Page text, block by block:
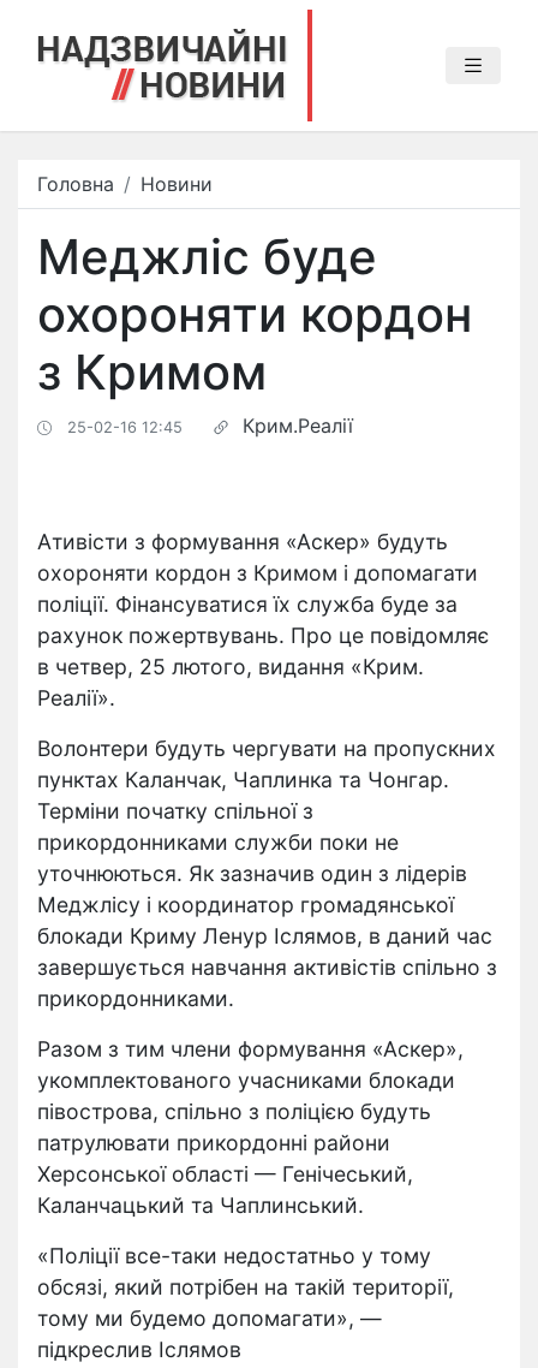
Головна Новини
Меджліс буде
охороняти кордон
з Кримом
25-02-16 12:45 Крим.Реалії
Ативісти з формування «Аскер» будуть
охороняти кордон з Кримом і допомагати
поліції. Фінансуватися їх служба буде за
рахунок пожертвувань. Про це повідомляє
в четвер, 25 лютого, видання «Крим.
Реалії».
Волонтери будуть чергувати на пропускних
пунктах Каланчак, Чаплинка та Чонгар.
Терміни початку спільної з
прикордонниками служби поки не
уточнюються. Як зазначив один з лідерів
Меджлісу і координатор громадянської
блокади Криму Ленур Іслямов, в даний час
завершується навчання активістів спільно з
прикордонниками.
Разом з тим члени формування «Аскер»,
укомплектованого учасниками блокади
півострова, спільно з поліцією будуть
патрулювати прикордонні райони
Херсонської області — Генічеський,
Каланчацький та Чаплинський.
«Поліції все-таки недостатньо у тому
обсязі, який потрібен на такій території,
тому ми будемо допомагати», —
підкреслив Іслямов